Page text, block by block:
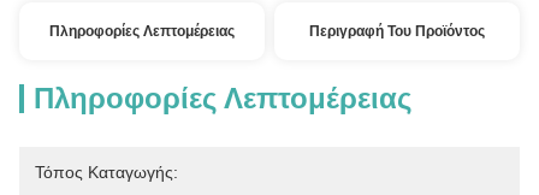
Πληροφορίες Λεπτομέρειας Περιγραφή Του Προϊόντος
Πληροφορίες Λεπτομέρειας
Τόπος Καταγωγής: